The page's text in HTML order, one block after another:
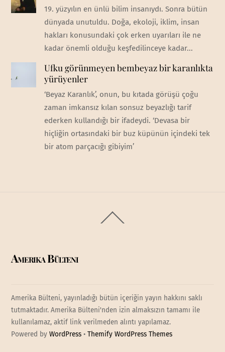
19. yüzyılın en ünlü bilim insanıydı. Sonra bütün
dünyada unutuldu. Doğa, ekoloji, iklim, insan
hakları konusundaki çok erken uyarıları ile ne
kadar önemli olduğu keşfedilinceye kadar...
Ufku görünmeyen bembeyaz bir karanlıkta
yürüyenler
‘Beyaz Karanlık’, onun, bu kıtada görüşü çoğu
zaman imkansız kılan sonsuz beyazlığı tarif
ederken kullandığı bir ifadeydi. ‘Devasa bir
hiçliğin ortasındaki bir buz küpünün içindeki tek
bir atom parçacığı gibiyim’
To
Amerika Bülteni
Amerika Bülteni, yayınladığı bütün içeriğin yayın hakkını saklı
tutmaktadır. Amerika Bülteni'nden izin almaksızın tamamı ile
kullanılamaz, aktif link verilmeden alıntı yapılamaz.
Powered byWordPress •Themify WordPress Themes